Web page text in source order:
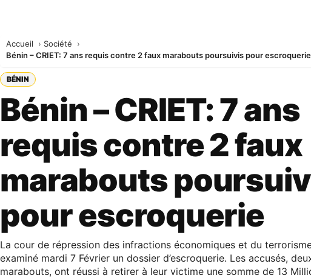
Accueil
Société
Bénin – CRIET: 7 ans requis contre 2 faux marabouts poursuivis pour escroquerie
BÉNIN
Bénin – CRIET: 7 ans
requis contre 2 faux
marabouts
pour escroquerie
La cour de répression des infractions économiques et du
examiné mardi 7 Février un dossier d’escroquerie. Les accusés,
marabouts, ont réussi à retirer à leur victime une somme de 13